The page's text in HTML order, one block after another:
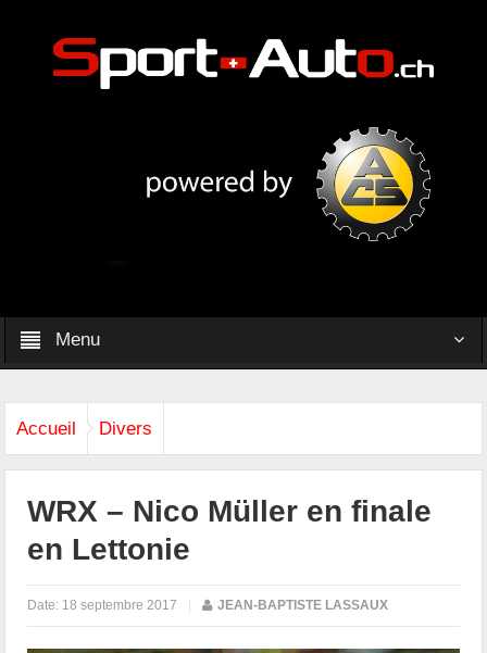
Menu
Accueil Divers
WRX – Nico Müller en finale
en Lettonie
Date: 18 septembre 2017 | JEAN-BAPTISTE LASSAUX